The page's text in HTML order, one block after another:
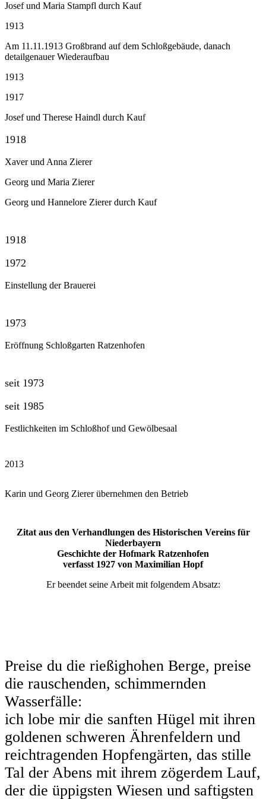
Josef und Maria Stampfl durch Kauf
1913
Am 11.11.1913 Großbrand auf dem Schloßgebäude, danach
detailgenauer Wiederaufbau
1913
1917
Josef und Therese Haindl durch Kauf
1918
Xaver und Anna Zierer
Georg und Maria Zierer
Georg und Hannelore Zierer durch Kauf
1918
1972
Einstellung der Brauerei
1973
Eröffnung Schloßgarten Ratzenhofen
seit 1973
seit 1985
Festlichkeiten im Schloßhof und Gewölbesaal
2013
Karin und Georg Zierer übernehmen den Betrieb
Zitat aus den Verhandlungen des Historischen Vereins für
Niederbayern
Geschichte der Hofmark Ratzenhofen
verfasst 1927 von Maximilian Hopf
Er beendet seine Arbeit mit folgendem Absatz:
Preise du die rießighohen Berge, preise
die rauschenden, schimmernden
Wasserfälle:
ich lobe mir die sanften Hügel mit ihren
goldenen schweren Ährenfeldern und
reichtragenden Hopfengärten, das stille
Tal der Abens mit ihrem zögerdem Lauf,
der die üppigsten Wiesen und saftigsten